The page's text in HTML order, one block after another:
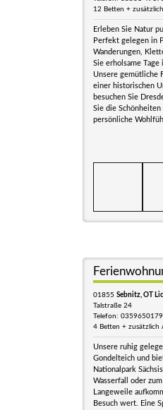
12 Betten +
Erleben Sie Natur
Perfekt gelegen in
Wanderungen,
Sie erholsame Tage
Unsere gemütliche
einer historischen
besuchen Sie
Sie die Schönheiten
persönliche
01855 Sebnitz, OT
Talstraße 24
Telefon:
4 Betten + zusätzlich
Unsere ruhig
Gondelteich und
Nationalpark
Wasserfall oder
Langeweile
Besuch wert. Eine